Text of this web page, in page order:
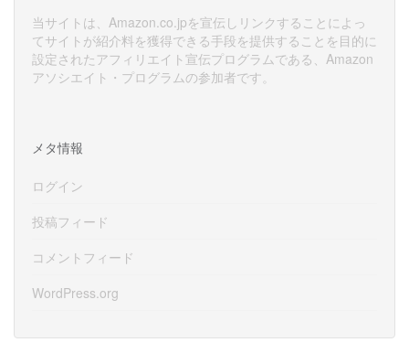
当サイトは、Amazon.co.jpを宣伝しリンクすることによっ
てサイトが紹介料を獲得できる手段を提供することを目的に
設定されたアフィリエイト宣伝プログラムである、Amazon
アソシエイト・プログラムの参加者です。
メタ情報
ログイン
投稿フィード
コメントフィード
WordPress.org